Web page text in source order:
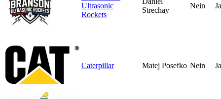
Ultrasonic
Rockets
Strechay
Nein Ja
Caterpillar Matej Posefko Nein Ja